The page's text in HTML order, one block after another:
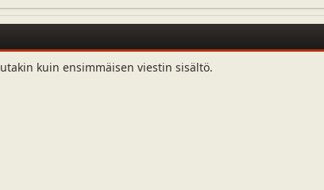
kuin ensimmäisen viestin sisältö.